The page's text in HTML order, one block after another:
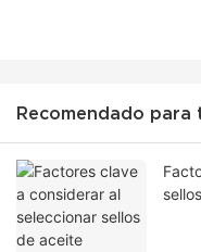
Recomendado para